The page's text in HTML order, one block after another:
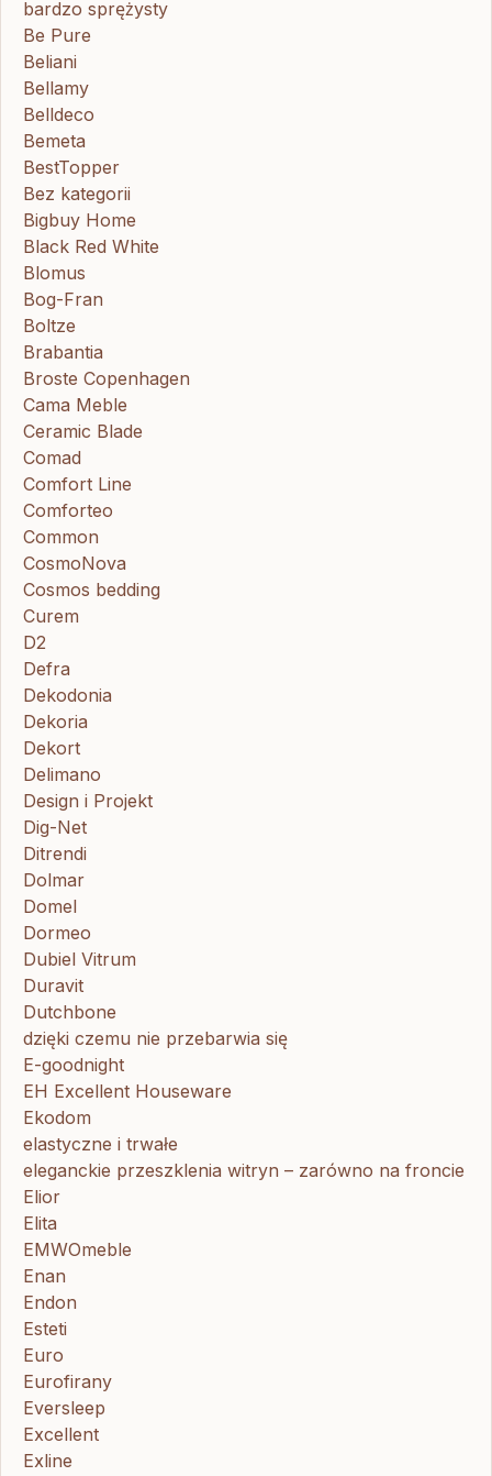
bardzo sprężysty
Be Pure
Beliani
Bellamy
Belldeco
Bemeta
BestTopper
Bez kategorii
Bigbuy Home
Black Red White
Blomus
Bog-Fran
Boltze
Brabantia
Broste Copenhagen
Cama Meble
Ceramic Blade
Comad
Comfort Line
Comforteo
Common
CosmoNova
Cosmos bedding
Curem
D2
Defra
Dekodonia
Dekoria
Dekort
Delimano
Design i Projekt
Dig-Net
Ditrendi
Dolmar
Domel
Dormeo
Dubiel Vitrum
Duravit
Dutchbone
dzięki czemu nie przebarwia się
E-goodnight
EH Excellent Houseware
Ekodom
elastyczne i trwałe
eleganckie przeszklenia witryn – zarówno na froncie
Elior
Elita
EMWOmeble
Enan
Endon
Esteti
Euro
Eurofirany
Eversleep
Excellent
Exline